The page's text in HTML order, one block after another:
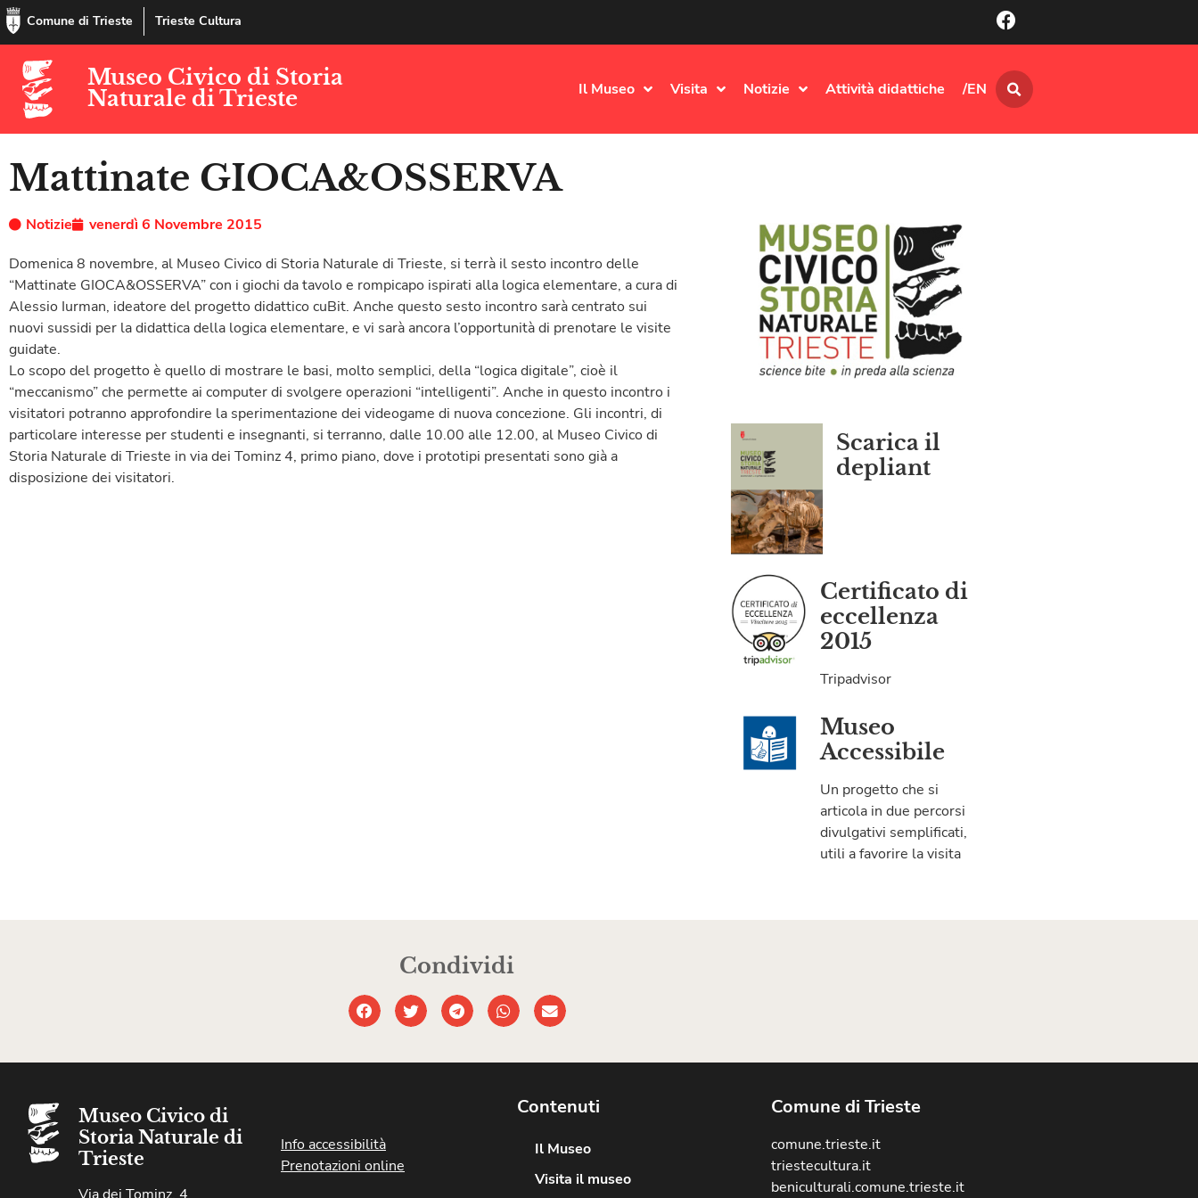
Comune di Trieste Trieste Cultura
Museo Civico di Storia
Naturale di Trieste
Il Museo Visita Notizie Attività didattiche /EN
Mattinate GIOCA&OSSERVA
Notizie
venerdì 6 Novembre 2015
Domenica 8 novembre, al Museo Civico di Storia Naturale di Trieste, si terrà il sesto incontro delle
“Mattinate GIOCA&OSSERVA” con i giochi da tavolo e rompicapo ispirati alla logica elementare, a cura di
Alessio Iurman, ideatore del progetto didattico cuBit. Anche questo sesto incontro sarà centrato sui
nuovi sussidi per la didattica della logica elementare, e vi sarà ancora l’opportunità di prenotare le visite
guidate.
Lo scopo del progetto è quello di mostrare le basi, molto semplici, della “logica digitale”, cioè il
“meccanismo” che permette ai computer di svolgere operazioni “intelligenti”. Anche in questo incontro i
visitatori potranno approfondire la sperimentazione dei videogame di nuova concezione. Gli incontri, di
particolare interesse per studenti e insegnanti, si terranno, dalle 10.00 alle 12.00, al Museo Civico di
Storia Naturale di Trieste in via dei Tominz 4, primo piano, dove i prototipi presentati sono già a
disposizione dei visitatori.
Scarica il
depliant
Certificato di
eccellenza
2015
Tripadvisor
Museo
Accessibile
Un progetto che si
articola in due percorsi
divulgativi semplificati,
utili a favorire la visita
Condividi
Museo Civico di
Storia Naturale di
Trieste
Info accessibilità
Prenotazioni online
Contenuti
Il Museo
Visita il museo
Comune di Trieste
comune.trieste.it
triestecultura.it
beniculturali.comune.trieste.it